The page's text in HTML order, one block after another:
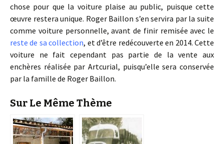
chose pour que la voiture plaise au public, puisque cette
œuvre restera unique. Roger Baillon s’en servira par la suite
comme voiture personnelle, avant de finir remisée avec le
reste de sa collection, et d’être redécouverte en 2014. Cette
voiture ne fait cependant pas partie de la vente aux
enchères réalisée par Artcurial, puisqu’elle sera conservée
par la famille de Roger Baillon.
Sur Le Même Thème